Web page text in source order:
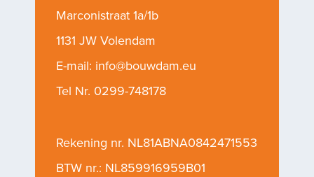
Marconistraat 1a/1b
1131 JW Volendam
E-mail: info@bouwdam.eu
Tel Nr. 0299-748178
Rekening nr. NL81ABNA0842471553
BTW nr.: NL859916959B01